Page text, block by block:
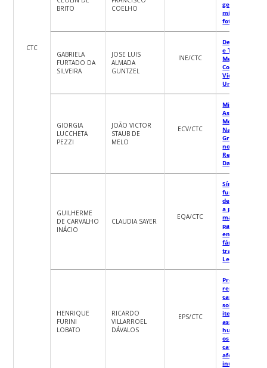
CTC
BRITO
COELHO
geração de
fotovoltaicos
GABRIELA
FURTADO DA
SILVEIRA
JOSE LUIS
ALMADA
GUNTZEL
INE/CTC
e Testes de
Melhorias na
Codificação de
Vídeos
Um Novo
GIORGIA
LUCCHETA
PEZZI
JOÃO VICTOR
STAUB DE
MELO
ECV/CTC
Misturas
Asfálticas
Modificadas
Nanoplacas de
Grafeno:
no Fenômeno
Reparação ao
Dano por
GUILHERME
DE CARVALHO
INÁCIO
CLAUDIA SAYER
EQA/CTC
Síntese e
de
a partir de
macrolactonas
para
encapsulação
fármaco para
tratamento da
Leishmaniase
HENRIQUE
FURINI
LOBATO
RICARDO
VILLARROEL
DÁVALOS
EPS/CTC
Previsão e
representação
cartográfica
solicitações de
itens de
assistência
humanitária
os municípios
catarinenses
afetados por
inundações